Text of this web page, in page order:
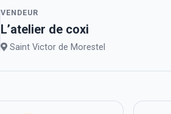
VENDEUR
L’atelier de coxi
Saint Victor de Morestel